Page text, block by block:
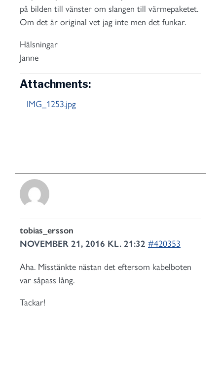
på bilden till vänster om slangen till värmepaketet.
Om det är original vet jag inte men det funkar.
Hälsningar
Janne
Attachments:
IMG_1253.jpg
tobias_ersson
NOVEMBER 21, 2016 KL. 21:32 #420353
Aha. Misstänkte nästan det eftersom kabelboten
var såpass lång.
Tackar!